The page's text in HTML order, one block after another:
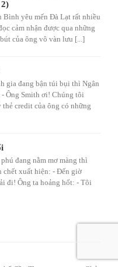
Bình yêu mến Đà Lạt rất nhiều
cảm nhận được qua những
của ông vô vàn lưu [...]
gia đang bận túi bụi thì Ngân
Ông Smith ơi! Chúng tôi
thẻ credit của ông có những
đang nằm mơ màng thì
chết xuất hiện: - Đến giờ
đi! Ông ta hoảng hốt: - Tôi